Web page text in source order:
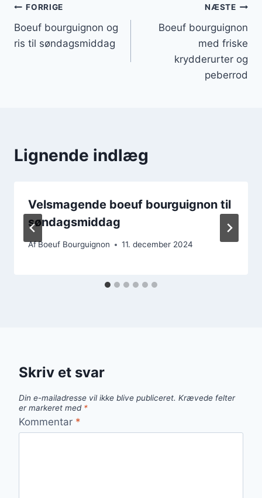
Indlægsnavigation
FORRIGE
Boeuf bourguignon og
ris til søndagsmiddag
NÆSTE
Boeuf bourguignon
med friske
krydderurter og
peberrod
Lignende indlæg
Velsmagende boeuf bourguignon til
søndagsmiddag
AfBoeuf Bourguignon 11. december 2024
Skriv et svar
Din e-mailadresse vil ikke blive publiceret. Krævede felter
er markeret med *
Kommentar *